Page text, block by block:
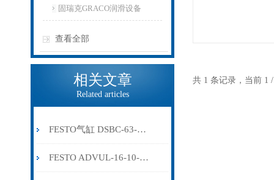
固瑞克GRACO润滑设备
查看全部
相关文章
Related articles
FESTO气缸 DSBC-63-40-PPSA-N3 1383633
FESTO ADVUL-16-10-P-A-SA 537922
共 1 条记录，当前